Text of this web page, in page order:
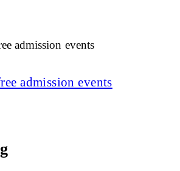
admission events